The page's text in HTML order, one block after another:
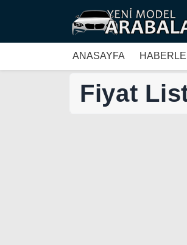
ANASAYFA
Fiyat